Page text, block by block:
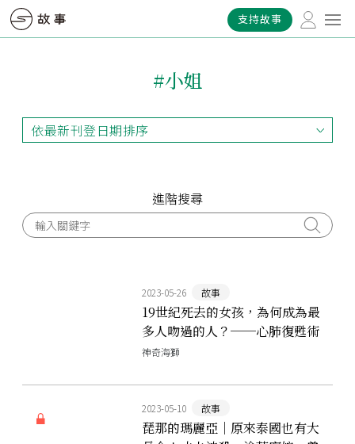
支持故事
#小姐
依最新刊登日期排序
依最新刊登日期排序
進階搜尋
2023-05-26 故事
19世紀死去的女孩，為何成為最
多人吻過的人？──心肺復甦術
以及復甦安妮的故事
神奇海獅
2023-05-10 故事
琵那的瑪麗亞｜原來泰國也有大